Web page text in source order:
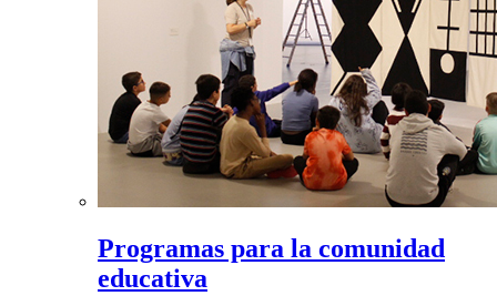
Programas para la comunidad
educativa